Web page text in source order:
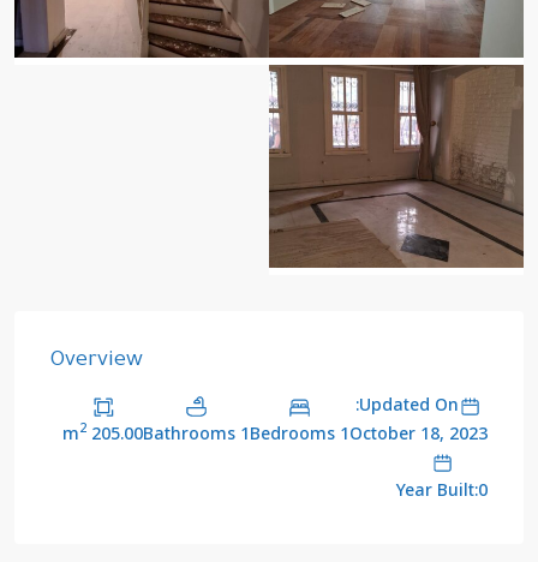
Overview
Updated On:
October 18, 2023
1 Bedrooms
1 Bathrooms
205.00 m
2
Year Built:0